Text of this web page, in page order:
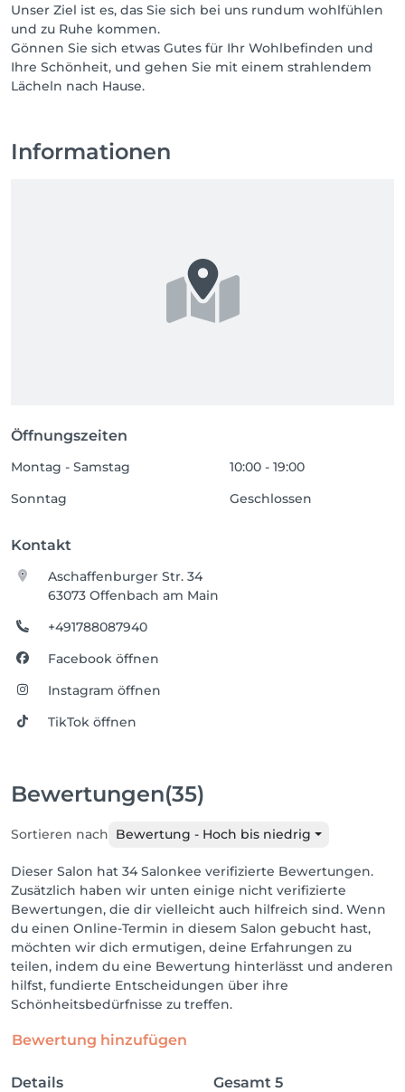
Unser Ziel ist es, das Sie sich bei uns rundum wohlfühlen
und zu Ruhe kommen.
Gönnen Sie sich etwas Gutes für Ihr Wohlbefinden und
Ihre Schönheit, und gehen Sie mit einem strahlendem
Lächeln nach Hause.
Informationen
Öffnungszeiten
Montag - Samstag
10:00 - 19:00
Sonntag
Geschlossen
Kontakt
Aschaffenburger Str. 34
63073 Offenbach am Main
+491788087940
Facebook öffnen
Instagram öffnen
TikTok öffnen
Bewertungen(35)
Sortieren nach Bewertung - Hoch bis niedrig
Dieser Salon hat 34 Salonkee verifizierte Bewertungen.
Zusätzlich haben wir unten einige nicht verifizierte
Bewertungen, die dir vielleicht auch hilfreich sind. Wenn
du einen Online-Termin in diesem Salon gebucht hast,
möchten wir dich ermutigen, deine Erfahrungen zu
teilen, indem du eine Bewertung hinterlässt und anderen
hilfst, fundierte Entscheidungen über ihre
Schönheitsbedürfnisse zu treffen.
Bewertung hinzufügen
Details Gesamt 5